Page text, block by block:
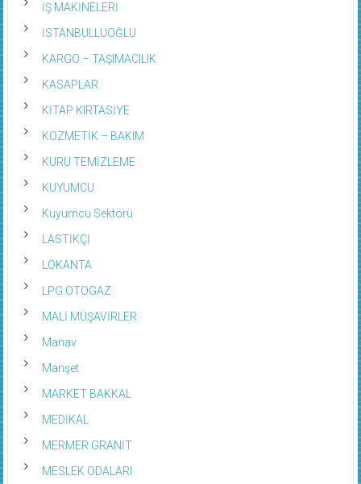
İŞ MAKİNELERİ
İSTANBULLUOĞLU
KARGO – TAŞIMACILIK
KASAPLAR
KİTAP KIRTASİYE
KOZMETİK – BAKIM
KURU TEMİZLEME
KUYUMCU
Kuyumcu Sektörü
LASTİKÇİ
LOKANTA
LPG OTOGAZ
MALİ MÜŞAVİRLER
Manav
Manşet
MARKET BAKKAL
MEDİKAL
MERMER GRANİT
MESLEK ODALARI